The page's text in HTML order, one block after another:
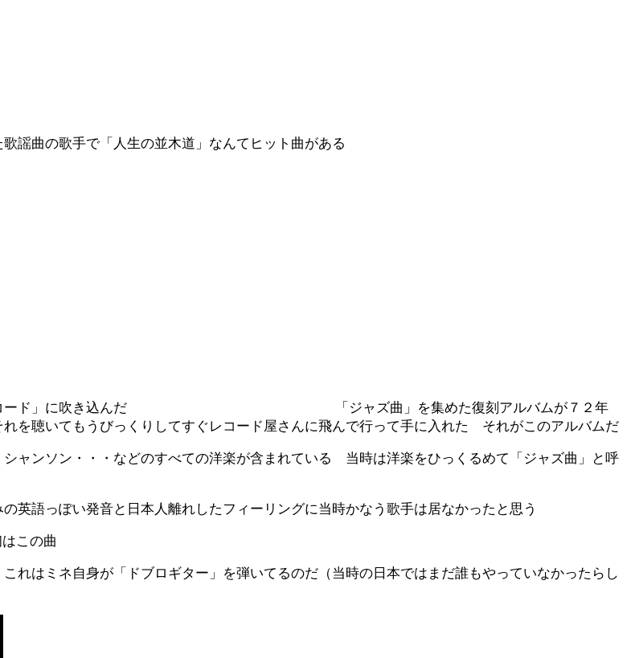
謡曲の歌手で「人生の並木道」なんてヒット曲がある
ド」に吹き込んだ
「ジャズ曲」を集めた復刻アルバムが７２年
聴いてもうびっくりしてすぐレコード屋さんに飛んで行って手に入れた それがこのアルバムだ
ャンソン・・・などのすべての洋楽が含まれている 当時は洋楽をひっくるめて「ジャズ曲」と呼
英語っぽい発音と日本人離れしたフィーリングに当時かなう歌手は居なかったと思う
この曲
れはミネ自身が「ドブロギター」を弾いてるのだ（当時の日本ではまだ誰もやっていなかったらし